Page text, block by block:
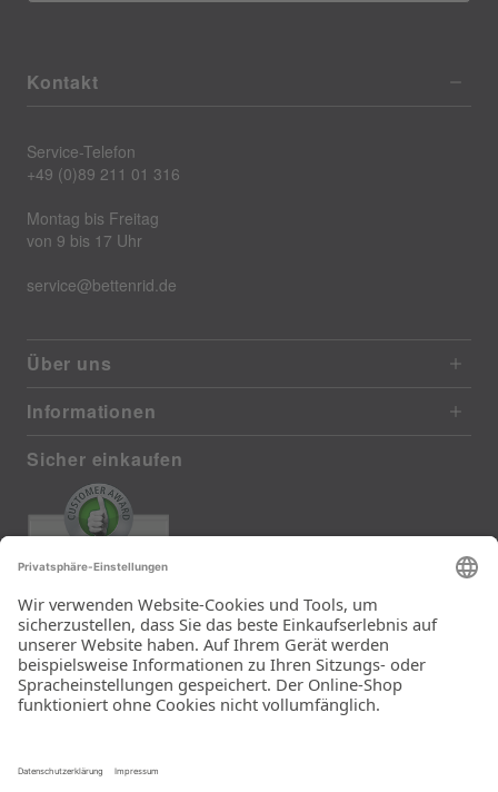
Kontakt
Service-Telefon
+49 (0)89 211 01 316
Montag bis Freitag
von 9 bis 17 Uhr
service@bettenrid.de
Über uns
Informationen
Sicher einkaufen
385 reviews from real customers
(last 12 months)
Total: 11283
Die Auswahl und die
Einfachheit der
Bestellung.